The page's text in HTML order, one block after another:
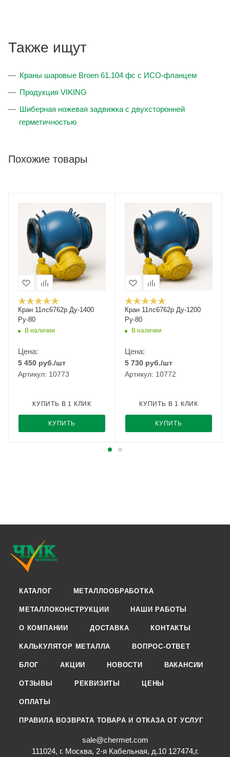
Также ищут
Краны шаровые Broen 61.104 фс с ИСО-фланцем
Продукция VIKING
Шиберная ножевая задвижка с двухсторонней
герметичностью
Похожие товары
Кран 11лс6762р Ду-1400
Ру-80
В наличии
Цена:
5 450 руб./шт
Артикул: 10773
КУПИТЬ
КУПИТЬ В 1 КЛИК
Кран 11лс6762р Ду-1200
Ру-80
В наличии
Цена:
5 730 руб./шт
Артикул: 10772
КУПИТЬ
КУПИТЬ В 1 КЛИК
КАТАЛОГ МЕТАЛЛООБРАБОТКА
МЕТАЛЛОКОНСТРУКЦИИ НАШИ РАБОТЫ
О КОМПАНИИ ДОСТАВКА КОНТАКТЫ
КАЛЬКУЛЯТОР МЕТАЛЛА ВОПРОС-ОТВЕТ
БЛОГ АКЦИИ НОВОСТИ ВАКАНСИИ
ОТЗЫВЫ РЕКВИЗИТЫ ЦЕНЫ
ОПЛАТЫ
ПРАВИЛА ВОЗВРАТА ТОВАРА И ОТКАЗА ОТ УСЛУГ
sale@chermet.com
111024, г. Москва, 2-я Кабельная, д.10 127474,г.